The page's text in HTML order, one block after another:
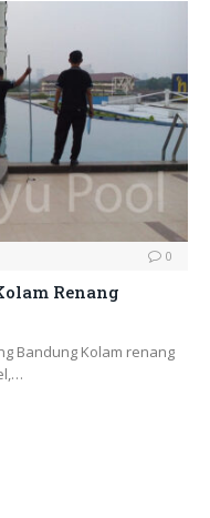
0
Renang
Bandung Kolam renang